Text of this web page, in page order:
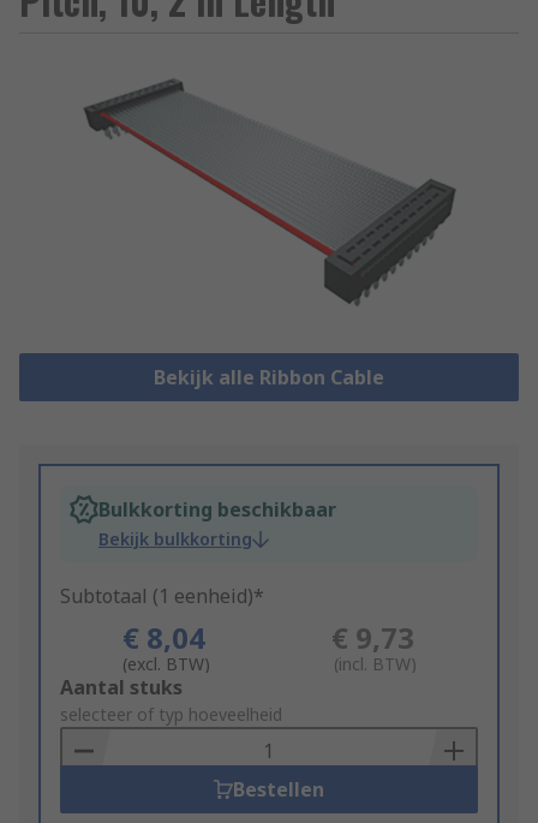
Bekijk alle Ribbon Cable
Bulkkorting beschikbaar
Bekijk bulkkorting
Subtotaal (1 eenheid)*
€ 8,04
(excl. BTW)
€ 9,73
(incl. BTW)
Add
to
Basket
Aantal stuks
selecteer of typ hoeveelheid
Bestellen